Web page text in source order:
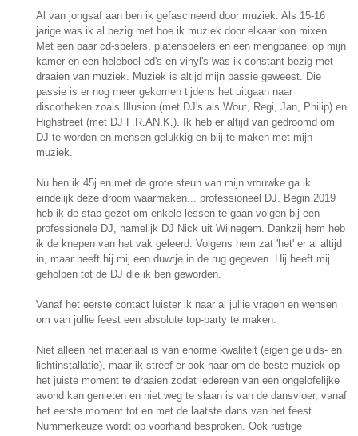
Al van jongsaf aan ben ik gefascineerd door muziek. Als 15-16
jarige was ik al bezig met hoe ik muziek door elkaar kon mixen.
Met een paar cd-spelers, platenspelers en een mengpaneel op mijn
kamer en een heleboel cd's en vinyl's was ik constant bezig met
draaien van muziek. Muziek is altijd mijn passie geweest. Die
passie is er nog meer gekomen tijdens het uitgaan naar
discotheken zoals Illusion (met DJ's als Wout, Regi, Jan, Philip) en
Highstreet (met DJ F.R.AN.K.). Ik heb er altijd van gedroomd om
DJ te worden en mensen gelukkig en blij te maken met mijn
muziek.
Nu ben ik 45j en met de grote steun van mijn vrouwke ga ik
eindelijk deze droom waarmaken... professioneel DJ. Begin 2019
heb ik de stap gezet om enkele lessen te gaan volgen bij een
professionele DJ, namelijk DJ Nick uit Wijnegem. Dankzij hem heb
ik de knepen van het vak geleerd. Volgens hem zat 'het' er al altijd
in, maar heeft hij mij een duwtje in de rug gegeven. Hij heeft mij
geholpen tot de DJ die ik ben geworden.
Vanaf het eerste contact luister ik naar al jullie vragen en wensen
om van jullie feest een absolute top-party te maken.
Niet alleen het materiaal is van enorme kwaliteit (eigen geluids- en
lichtinstallatie), maar ik streef er ook naar om de beste muziek op
het juiste moment te draaien zodat iedereen van een ongelofelijke
avond kan genieten en niet weg te slaan is van de dansvloer, vanaf
het eerste moment tot en met de laatste dans van het feest.
Nummerkeuze wordt op voorhand besproken. Ook rustige